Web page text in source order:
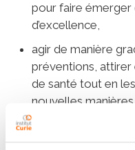
pour faire émerger
d’excellence,
agir de manière
préventions,
de santé tout en
nouvelles
structurer les